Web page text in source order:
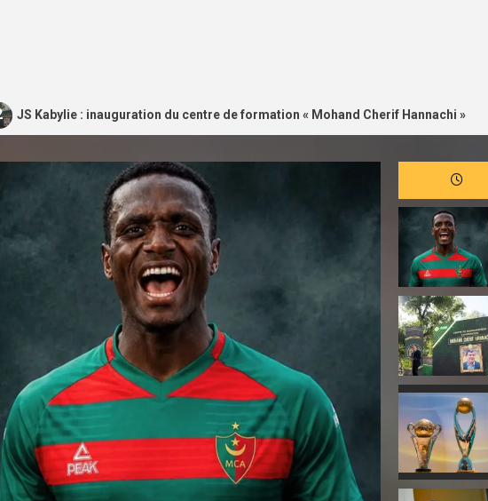
: inauguration du centre de formation « Mohand Cherif Hannachi » 3